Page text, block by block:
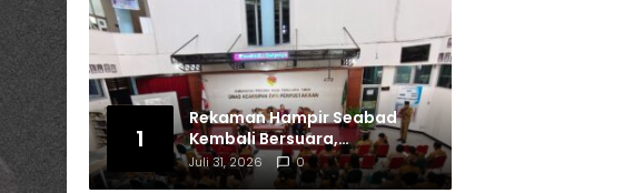
1
Rekaman Hampir Seabad
Kembali Bersuara,
Masyarakat Flores Hidupkan
Lagi Ingatan Leluhur
Juli 31, 2026 0